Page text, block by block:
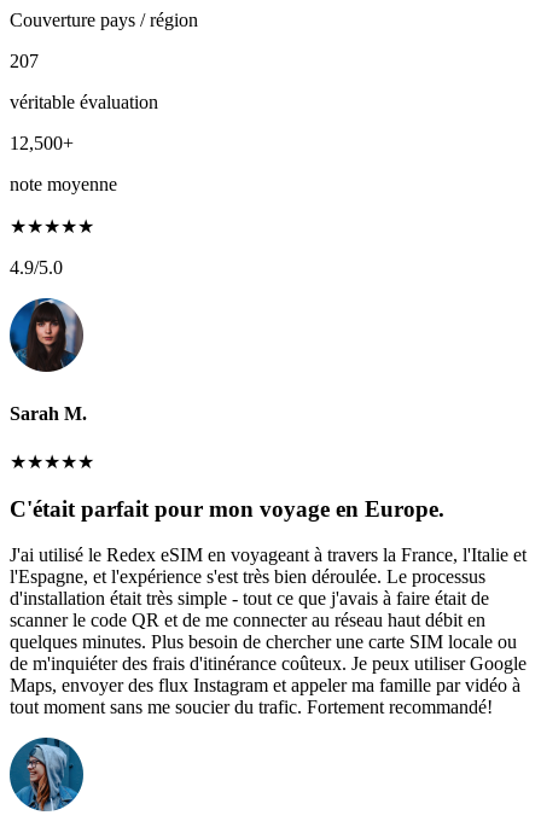
Couverture pays / région
207
véritable évaluation
12,500+
note moyenne
★★★★★
4.9/5.0
Sarah M.
★★★★★
C'était parfait pour mon voyage en Europe.
J'ai utilisé le Redex eSIM en voyageant à travers la France, l'Italie et
l'Espagne, et l'expérience s'est très bien déroulée. Le processus
d'installation était très simple - tout ce que j'avais à faire était de
scanner le code QR et de me connecter au réseau haut débit en
quelques minutes. Plus besoin de chercher une carte SIM locale ou
de m'inquiéter des frais d'itinérance coûteux. Je peux utiliser Google
Maps, envoyer des flux Instagram et appeler ma famille par vidéo à
tout moment sans me soucier du trafic. Fortement recommandé!